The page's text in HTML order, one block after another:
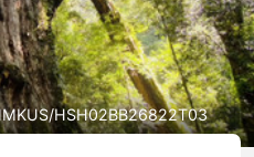
HSH02BB26822T03